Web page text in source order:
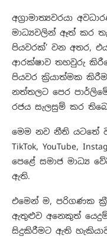
අග්‍රාමාත්‍යවරයා
මාධ්‍යවලින් ඈත් කර
පියවරක්’ වන අතර,
ආරක්ෂාව තහවුරු
පියවර ක්‍රියාත්මක
නත්තලට පෙර
රජය සැලසුම් කර
මෙම නව නීති යටතේ
TikTok, YouTube,
පෙළේ සමාජ මාධ්‍ය
ඇති.
එමෙන් ම, පරිගණක
ඇතුළුව අනෙකුත්
සිදුකිරීමට ඇති